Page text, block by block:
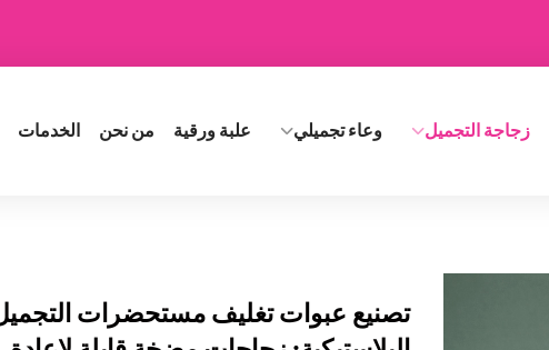
زجاجة التجميل وعاء تجميلي علبة ورقية من نحن الخدمات
تصنيع عبوات تغليف مستحضرات